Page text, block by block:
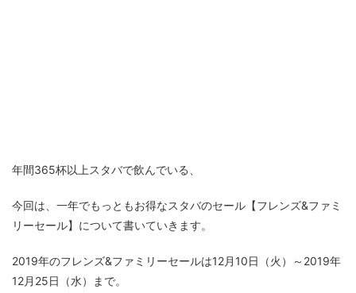
年間365杯以上スタバで飲んでいる、
今回は、一年でもっともお得なスタバのセール【フレンズ&ファミ
リーセール】について書いていきます。
2019年のフレンズ&ファミリーセールは12月10日（火）～2019年
12月25日（水）まで。